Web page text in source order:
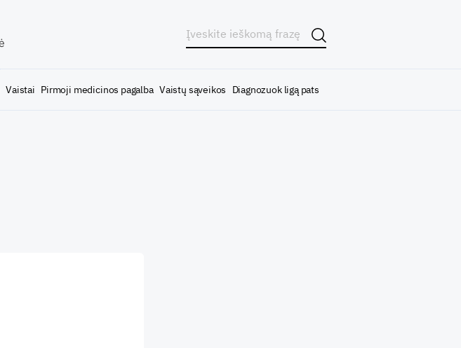
Vaistai Pirmoji medicinos pagalba Vaistų sąveikos Diagnozuok ligą pats